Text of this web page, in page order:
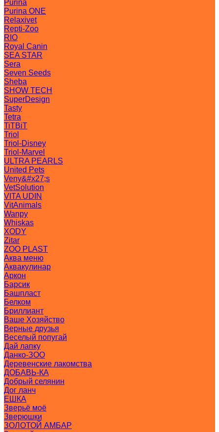
Purina
Purina ONE
Relaxivet
Repti-Zoo
RIO
Royal Canin
SEA STAR
Sera
Seven Seeds
Sheba
SHOW TECH
SuperDesign
Tasty
Tetra
TiTBiT
Triol
Triol-Disney
Triol-Marvel
ULTRA PEARLS
United Pets
Veny&#x27;s
VetSolution
VITA UDIN
VitAnimals
Wanpy
Whiskas
XODY
Zitar
ZOO PLAST
Аква меню
Аквакулинар
Аркон
Барсик
Башпласт
Белком
Бриллиант
Ваше Хозяйство
Верные друзья
Веселый попугай
Дай лапку
Данко-ЗОО
Деревенские лакомства
ДОБАВЬ-КА
Добрый селянин
Дог ланч
ЕШКА
Зверьё моё
Зверюшки
ЗОЛОТОЙ АМБАР